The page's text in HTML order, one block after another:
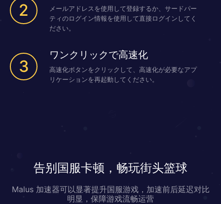
2
メールアドレスを使用して登録するか、サードパー
ティのログイン情報を使用して直接ログインしてく
ださい。
3
ワンクリックで高速化
高速化ボタンをクリックして、高速化が必要なアプ
リケーションを再起動してください。
告别国服卡顿，畅玩街头篮球
Malus 加速器可以显著提升国服游戏，加速前后延迟对比
明显，保障游戏流畅运营